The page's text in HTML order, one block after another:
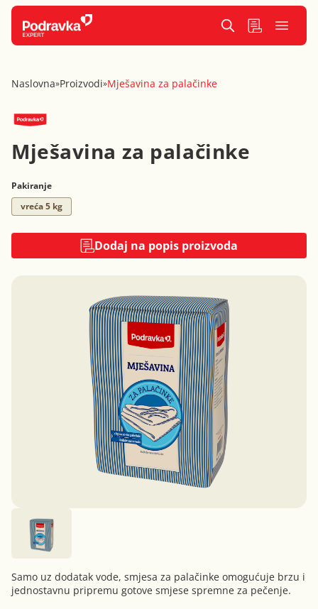
Naslovna»Proizvodi»Mješavina za palačinke
Mješavina za palačinke
Pakiranje
vreća 5 kg
Dodaj na popis proizvoda
Samo uz dodatak vode, smjesa za palačinke omogućuje brzu i
jednostavnu pripremu gotove smjese spremne za pečenje.